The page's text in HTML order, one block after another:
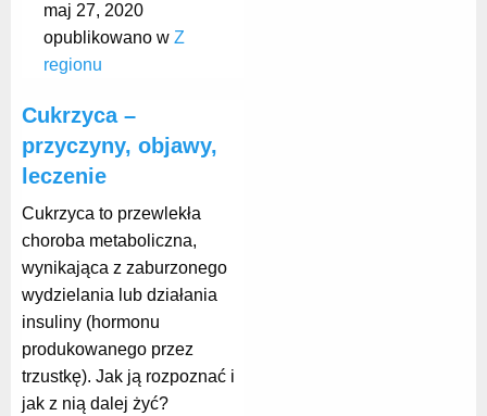
maj 27, 2020
opublikowano w Z
regionu
Cukrzyca –
przyczyny, objawy,
leczenie
Cukrzyca to przewlekła
choroba metaboliczna,
wynikająca z zaburzonego
wydzielania lub działania
insuliny (hormonu
produkowanego przez
trzustkę). Jak ją rozpoznać i
jak z nią dalej żyć?